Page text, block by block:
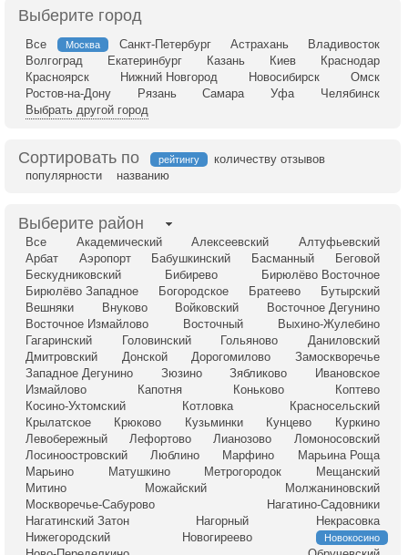
Выберите город
Все Москва Санкт-Петербург Астрахань
Владивосток
Волгоград
Екатеринбург Казань Киев
Краснодар
Красноярск
Нижний Новгород Новосибирск
Омск
Ростов-на-Дону
Рязань Самара Уфа
Челябинск
Выбрать другой город
Сортировать по рейтингу
количеству отзывов
популярности
названию
Выберите район
Все Академический Алексеевский
Алтуфьевский
Арбат
Аэропорт Бабушкинский Басманный
Беговой
Бескудниковский
Бибирево
Бирюлёво Восточное
Бирюлёво Западное
Богородское Братеево
Бутырский
Вешняки
Внуково Войковский
Восточное Дегунино
Восточное Измайлово
Восточный
Выхино-Жулебино
Гагаринский
Головинский Гольяново
Даниловский
Дмитровский
Донской Дорогомилово
Замоскворечье
Западное Дегунино
Зюзино Зябликово
Ивановское
Измайлово
Капотня Коньково
Коптево
Косино-Ухтомский
Котловка
Красносельский
Крылатское
Крюково Кузьминки Кунцево
Куркино
Левобережный
Лефортово Лианозово
Ломоносовский
Лосиноостровский
Люблино Марфино
Марьина Роща
Марьино
Матушкино Метрогородок
Мещанский
Митино
Можайский
Молжаниновский
Москворечье-Сабурово
Нагатино-Садовники
Нагатинский Затон
Нагорный
Некрасовка
Нижегородский
Новогиреево Новокосино